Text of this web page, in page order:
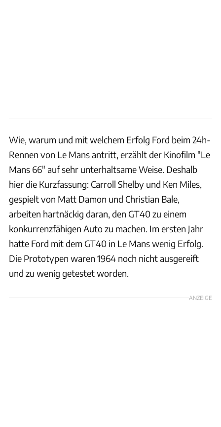
Wie, warum und mit welchem Erfolg Ford beim 24h-
Rennen von Le Mans antritt, erzählt der Kinofilm "Le
Mans 66" auf sehr unterhaltsame Weise. Deshalb
hier die Kurzfassung: Carroll Shelby und Ken Miles,
gespielt von Matt Damon und Christian Bale,
arbeiten hartnäckig daran, den GT40 zu einem
konkurrenzfähigen Auto zu machen. Im ersten Jahr
hatte Ford mit dem GT40 in Le Mans wenig Erfolg.
Die Prototypen waren 1964 noch nicht ausgereift
und zu wenig getestet worden.
ANZEIGE